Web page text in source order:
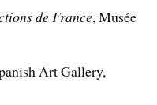
de France, Musée
Art Gallery,